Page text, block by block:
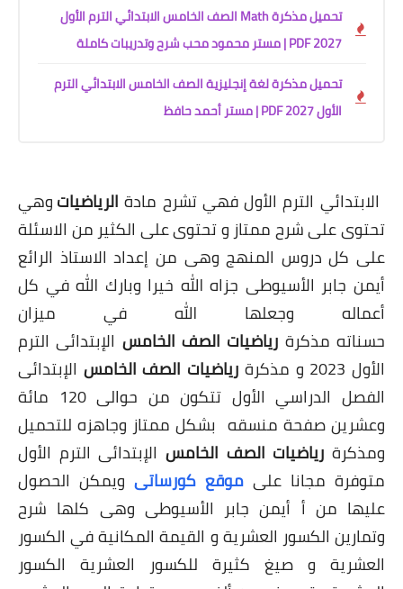
تحميل مذكرة Math الصف الخامس الابتدائي الترم الأول
2027 PDF | مستر محمود محب شرح وتدريبات كاملة
تحميل مذكرة لغة إنجليزية الصف الخامس الابتدائي الترم
الأول 2027 PDF | مستر أحمد حافظ
الابتدائي الترم الأول فهي تشرح مادة الرياضياتوهي
تحتوى على شرح ممتاز و تحتوى على الكثير من الاسئلة
على كل دروس المنهج وهى من إعداد الاستاذ الرائع
أيمن جابر الأسيوطى جزاه الله خيرا وبارك الله في كل
أعماله وجعلها الله في ميزان
حسناته مذكرة رياضيات الصف الخامس الإبتدائى الترم
الأول 2023 و مذكرة
رياضيات الصف الخامس الإبتدائى
الفصل الدراسي الأول تتكون من حوالى 120 مائة
وعشرين صفحة منسقه بشكل ممتاز وجاهزه للتحميل
ومذكرة رياضيات الصف الخامس الإبتدائى الترم الأول
متوفرة مجانا على موقع كورساتى ويمكن الحصول
عليها من أ أيمن جابر الأسيوطى وهى كلها شرح
وتمارين الكسور العشرية و القيمة المكانية في الكسور
العشرية و صيغ كثيرة للكسور العشرية الكسور